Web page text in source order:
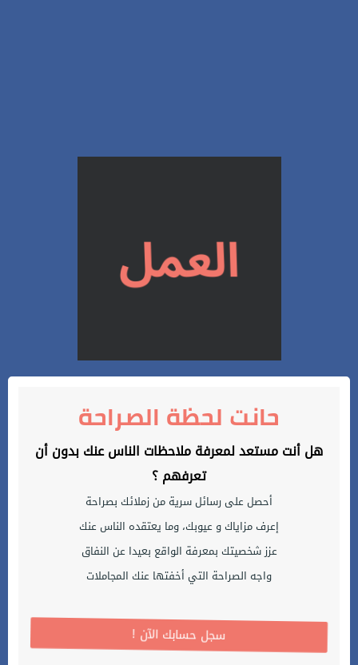
حانت لحظة الصراحة
هل أنت مستعد لمعرفة ملاحظات الناس عنك بدون أن
تعرفهم ؟
أحصل على رسائل سرية من زملائك بصراحة
إعرف مزاياك و عيوبك، وما يعتقده الناس عنك
عزز شخصيتك بمعرفة الواقع بعيدا عن النفاق
واجه الصراحة التي أخفتها عنك المجاملات
! سجل حسابك الآن